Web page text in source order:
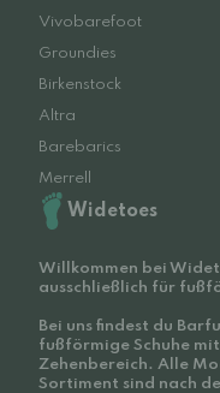
Vivobarefoot
Groundies
Birkenstock
Altra
Barebarics
Merrell
Widetoes
Willkommen bei
ausschließlich für
Bei uns findest du
fußförmige Schuhe
Zehenbereich. Alle
Sortiment sind nach